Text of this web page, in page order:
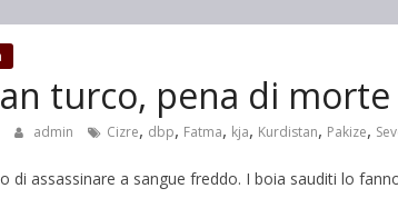
turco, pena di morte
admin Cizre, dbp, Fatma, kja, Kurdistan, Pakize,
di assassinare a sangue freddo. I boia sauditi lo